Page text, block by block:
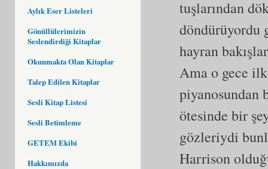
Aylık Eser Listeleri
Gönüllülerimizin
Seslendirdiği Kitaplar
Okunmakta Olan Kitaplar
Talep Edilen Kitaplar
Sesli Kitap Listesi
Sesli Betimleme
GETEM Ekibi
Hakkımızda
tuşlarından
döndürüyordu
hayran
Ama o gece
piyanosundan
ötesinde bir
gözleriydi
Harrison